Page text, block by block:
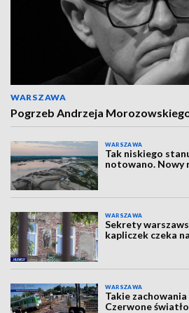
WARSZAWA
Pogrzeb Andrzeja
WARSZAWA
Tak niskiego
notowano. Nowy
WARSZAWA
Sekrety
kapliczek czeka
WARSZAWA
Takie
Czerwone